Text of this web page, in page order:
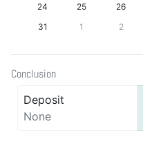
24
25 26
31
1 2
Conclusion
Deposit
None